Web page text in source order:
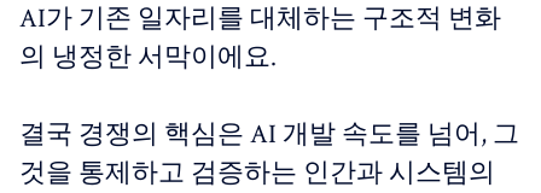
AI가 기존 일자리를 대체하는 구조적 변화
의 냉정한 서막이에요.
결국 경쟁의 핵심은 AI 개발 속도를 넘어, 그
것을 통제하고 검증하는 인간과 시스템의